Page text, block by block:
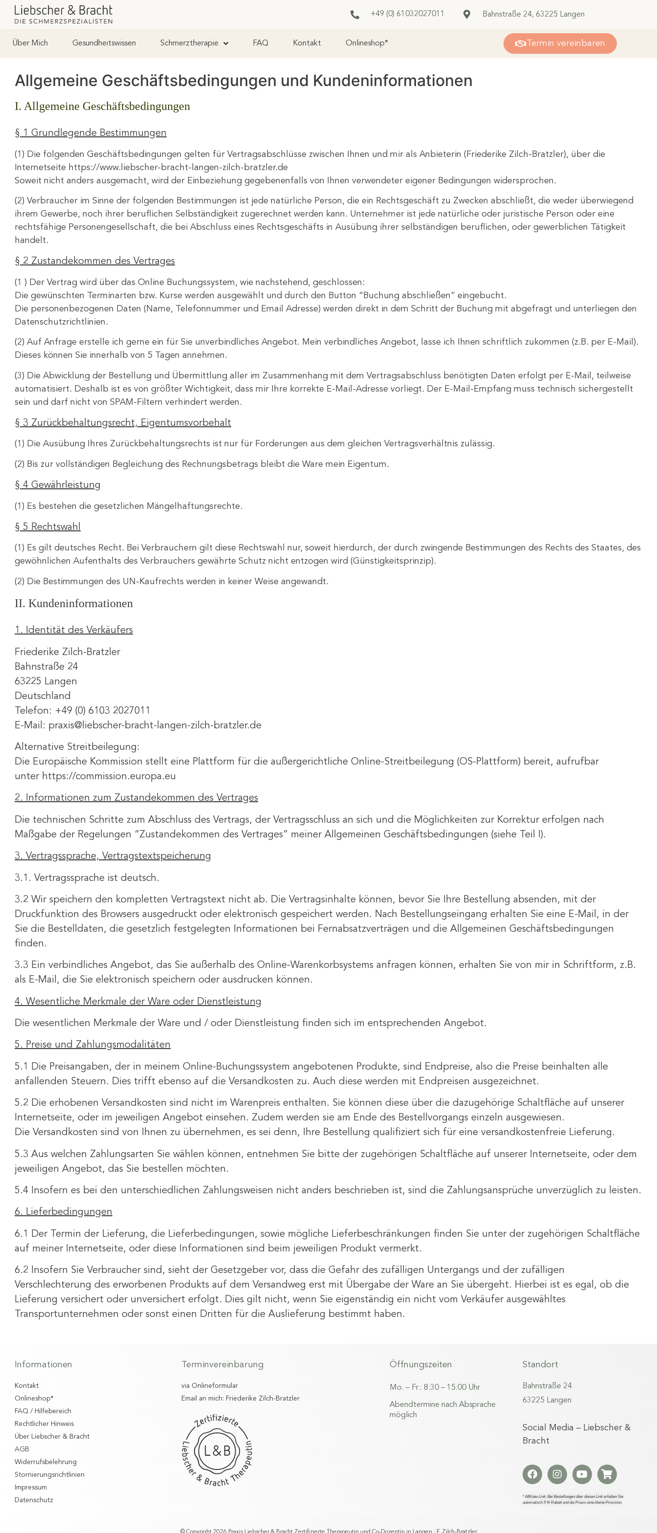
+49 (0) 61032027011 Bahnstraße 24, 63225 Langen
Über Mich Gesundheitswissen Schmerztherapie FAQ Kontakt Onlineshop* Termin vereinbaren
Allgemeine Geschäftsbedingungen und Kundeninformationen
I. Allgemeine Geschäftsbedingungen
§ 1 Grundlegende Bestimmungen
(1) Die folgenden Geschäftsbedingungen gelten für Vertragsabschlüsse zwischen Ihnen und mir als Anbieterin (Friederike Zilch-Bratzler), über die
Internetseite https://www.liebscher-bracht-langen-zilch-bratzler.de
Soweit nicht anders ausgemacht, wird der Einbeziehung gegebenenfalls von Ihnen verwendeter eigener Bedingungen widersprochen.
(2) Verbraucher im Sinne der folgenden Bestimmungen ist jede natürliche Person, die ein Rechtsgeschäft zu Zwecken abschließt, die weder überwiegend
ihrem Gewerbe, noch ihrer beruflichen Selbständigkeit zugerechnet werden kann. Unternehmer ist jede natürliche oder juristische Person oder eine
rechtsfähige Personengesellschaft, die bei Abschluss eines Rechtsgeschäfts in Ausübung ihrer selbständigen beruflichen, oder gewerblichen Tätigkeit
handelt.
§ 2 Zustandekommen des Vertrages
(1 ) Der Vertrag wird über das Online Buchungssystem, wie nachstehend, geschlossen:
Die gewünschten Terminarten bzw. Kurse werden ausgewählt und durch den Button “Buchung abschließen” eingebucht.
Die personenbezogenen Daten (Name, Telefonnummer und Email Adresse) werden direkt in dem Schritt der Buchung mit abgefragt und unterliegen den
Datenschutzrichtlinien.
(2) Auf Anfrage erstelle ich gerne ein für Sie unverbindliches Angebot. Mein verbindliches Angebot, lasse ich Ihnen schriftlich zukommen (z.B. per E-Mail).
Dieses können Sie innerhalb von 5 Tagen annehmen.
(3) Die Abwicklung der Bestellung und Übermittlung aller im Zusammenhang mit dem Vertragsabschluss benötigten Daten erfolgt per E-Mail, teilweise
automatisiert. Deshalb ist es von größter Wichtigkeit, dass mir Ihre korrekte E-Mail-Adresse vorliegt. Der E-Mail-Empfang muss technisch sichergestellt
sein und darf nicht von SPAM-Filtern verhindert werden.
§ 3 Zurückbehaltungsrecht, Eigentumsvorbehalt
(1) Die Ausübung Ihres Zurückbehaltungsrechts ist nur für Forderungen aus dem gleichen Vertragsverhältnis zulässig.
(2) Bis zur vollständigen Begleichung des Rechnungsbetrags bleibt die Ware mein Eigentum.
§ 4 Gewährleistung
(1) Es bestehen die gesetzlichen Mängelhaftungsrechte.
§ 5 Rechtswahl
(1) Es gilt deutsches Recht. Bei Verbrauchern gilt diese Rechtswahl nur, soweit hierdurch, der durch zwingende Bestimmungen des Rechts des Staates, des
gewöhnlichen Aufenthalts des Verbrauchers gewährte Schutz nicht entzogen wird (Günstigkeitsprinzip).
(2) Die Bestimmungen des UN-Kaufrechts werden in keiner Weise angewandt.
II. Kundeninformationen
1. Identität des Verkäufers
Friederike Zilch-Bratzler
Bahnstraße 24
63225 Langen
Deutschland
Telefon: +49 (0) 6103 2027011
E-Mail: praxis@liebscher-bracht-langen-zilch-bratzler.de
Alternative Streitbeilegung:
Die Europäische Kommission stellt eine Plattform für die außergerichtliche Online-Streitbeilegung (OS-Plattform) bereit, aufrufbar
unter https://commission.europa.eu
2. Informationen zum Zustandekommen des Vertrages
Die technischen Schritte zum Abschluss des Vertrags, der Vertragsschluss an sich und die Möglichkeiten zur Korrektur erfolgen nach
Maßgabe der Regelungen “Zustandekommen des Vertrages” meiner Allgemeinen Geschäftsbedingungen (siehe Teil I).
3. Vertragssprache, Vertragstextspeicherung
3.1. Vertragssprache ist deutsch.
3.2 Wir speichern den kompletten Vertragstext nicht ab. Die Vertragsinhalte können, bevor Sie Ihre Bestellung absenden, mit der
Druckfunktion des Browsers ausgedruckt oder elektronisch gespeichert werden. Nach Bestellungseingang erhalten Sie eine E-Mail, in der
Sie die Bestelldaten, die gesetzlich festgelegten Informationen bei Fernabsatzverträgen und die Allgemeinen Geschäftsbedingungen
finden.
3.3 Ein verbindliches Angebot, das Sie außerhalb des Online-Warenkorbsystems anfragen können, erhalten Sie von mir in Schriftform, z.B.
als E-Mail, die Sie elektronisch speichern oder ausdrucken können.
4. Wesentliche Merkmale der Ware oder Dienstleistung
Die wesentlichen Merkmale der Ware und / oder Dienstleistung finden sich im entsprechenden Angebot.
5. Preise und Zahlungsmodalitäten
5.1 Die Preisangaben, der in meinem Online-Buchungssystem angebotenen Produkte, sind Endpreise, also die Preise beinhalten alle
anfallenden Steuern. Dies trifft ebenso auf die Versandkosten zu. Auch diese werden mit Endpreisen ausgezeichnet.
5.2 Die erhobenen Versandkosten sind nicht im Warenpreis enthalten. Sie können diese über die dazugehörige Schaltfläche auf unserer
Internetseite, oder im jeweiligen Angebot einsehen. Zudem werden sie am Ende des Bestellvorgangs einzeln ausgewiesen.
Die Versandkosten sind von Ihnen zu übernehmen, es sei denn, Ihre Bestellung qualifiziert sich für eine versandkostenfreie Lieferung.
5.3 Aus welchen Zahlungsarten Sie wählen können, entnehmen Sie bitte der zugehörigen Schaltfläche auf unserer Internetseite, oder dem
jeweiligen Angebot, das Sie bestellen möchten.
5.4 Insofern es bei den unterschiedlichen Zahlungsweisen nicht anders beschrieben ist, sind die Zahlungsansprüche unverzüglich zu leisten.
6. Lieferbedingungen
6.1 Der Termin der Lieferung, die Lieferbedingungen, sowie mögliche Lieferbeschränkungen finden Sie unter der zugehörigen Schaltfläche
auf meiner Internetseite, oder diese Informationen sind beim jeweiligen Produkt vermerkt.
6.2 Insofern Sie Verbraucher sind, sieht der Gesetzgeber vor, dass die Gefahr des zufälligen Untergangs und der zufälligen
Verschlechterung des erworbenen Produkts auf dem Versandweg erst mit Übergabe der Ware an Sie übergeht. Hierbei ist es egal, ob die
Lieferung versichert oder unversichert erfolgt. Dies gilt nicht, wenn Sie eigenständig ein nicht vom Verkäufer ausgewähltes
Transportunternehmen oder sonst einen Dritten für die Auslieferung bestimmt haben.
Informationen
Kontakt
Onlineshop*
FAQ / Hilfebereich
Rechtlicher Hinweis
Über Liebscher & Bracht
AGB
Widerrufsbelehrung
Stornierungsrichtlinien
Impressum
Datenschutz
Terminvereinbarung
via Onlineformular
Email an mich: Friederike Zilch-Bratzler
Öffnungszeiten
Mo. – Fr.: 8:30 – 15:00 Uhr
Abendtermine nach Absprache
möglich
Standort
Bahnstraße 24
63225 Langen
Social Media – Liebscher &
Bracht
* Affiliate-Link: Bei Bestellungen über diesen Link erhalten Sie
automatisch 5 % Rabatt und die Praxis eine kleine Provision.
© Copyright 2026 Praxis Liebscher & Bracht Zertifizierte Therapeutin und Co-Dozentin in Langen · F. Zilch-Bratzler